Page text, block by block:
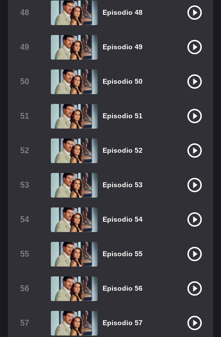
48 Episodio 48
49 Episodio 49
50 Episodio 50
51 Episodio 51
52 Episodio 52
53 Episodio 53
54 Episodio 54
55 Episodio 55
56 Episodio 56
57 Episodio 57